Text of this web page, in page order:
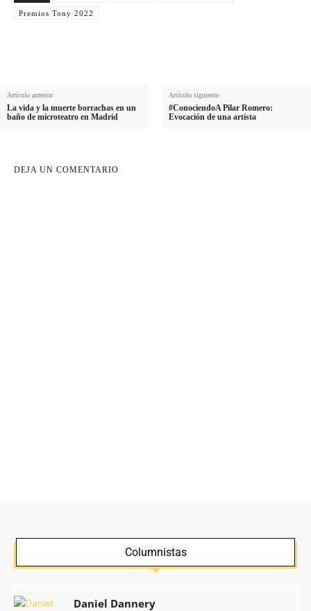
d
l
Premios Tony 2022
Artículo anterior
La vida y la muerte borrachas en un
baño de microteatro en Madrid
Artículo siguiente
#ConociendoA Pilar Romero:
Evocación de una artista
DEJA UN COMENTARIO
Columnistas
Daniel Dannery